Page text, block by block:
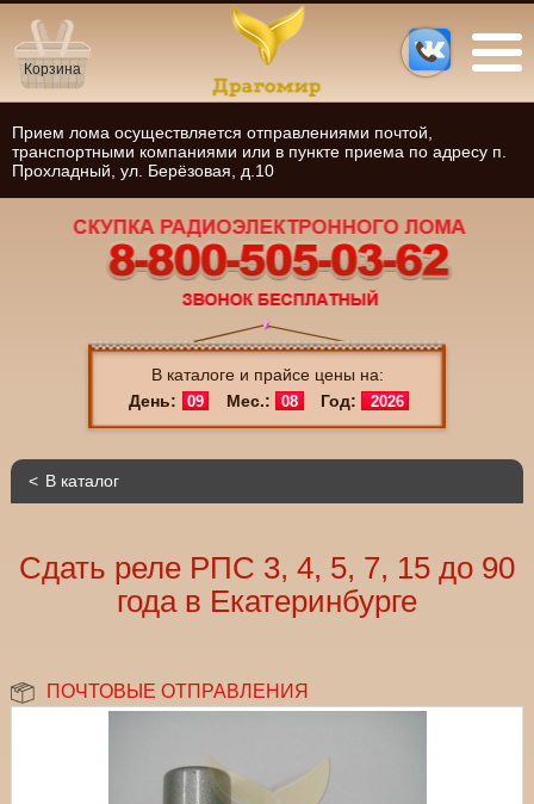
В каталоге и прайсе цены на:
День:
09 Мес.: 08 Год: 2026
Корзина
Прием лома осуществляется отправлениями почтой,
транспортными компаниями или в пункте приема по адресу п.
Прохладный, ул. Берёзовая, д.10
В каталог
Сдать реле РПС 3, 4, 5, 7, 15 до 90
года в Екатеринбурге
ПОЧТОВЫЕ ОТПРАВЛЕНИЯ